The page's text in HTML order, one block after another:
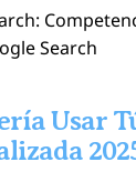
Search
Usar